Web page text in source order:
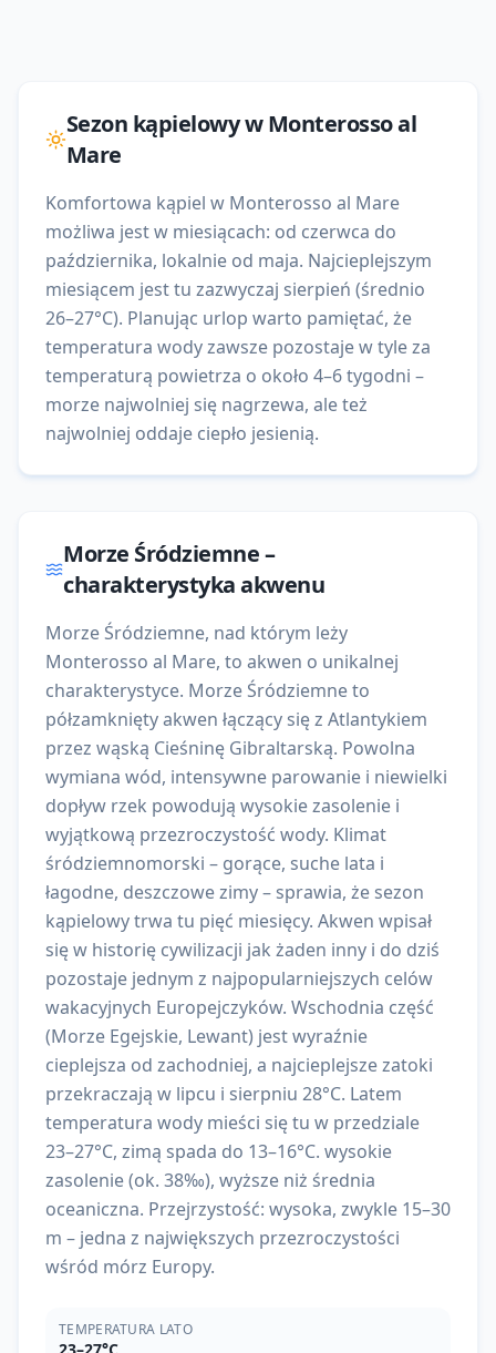
Sezon kąpielowy wMonterosso al
Mare
Komfortowa kąpiel w Monterosso al Mare
możliwa jest w miesiącach: od czerwca do
października, lokalnie od maja. Najcieplejszym
miesiącem jest tu zazwyczaj sierpień (średnio
26–27°C). Planując urlop warto pamiętać, że
temperatura wody zawsze pozostaje w tyle za
temperaturą powietrza o około 4–6 tygodni –
morze najwolniej się nagrzewa, ale też
najwolniej oddaje ciepło jesienią.
Morze Śródziemne–
charakterystyka akwenu
Morze Śródziemne, nad którym leży
Monterosso al Mare, to akwen o unikalnej
charakterystyce. Morze Śródziemne to
półzamknięty akwen łączący się z Atlantykiem
przez wąską Cieśninę Gibraltarską. Powolna
wymiana wód, intensywne parowanie i niewielki
dopływ rzek powodują wysokie zasolenie i
wyjątkową przezroczystość wody. Klimat
śródziemnomorski – gorące, suche lata i
łagodne, deszczowe zimy – sprawia, że sezon
kąpielowy trwa tu pięć miesięcy. Akwen wpisał
się w historię cywilizacji jak żaden inny i do dziś
pozostaje jednym z najpopularniejszych celów
wakacyjnych Europejczyków. Wschodnia część
(Morze Egejskie, Lewant) jest wyraźnie
cieplejsza od zachodniej, a najcieplejsze zatoki
przekraczają w lipcu i sierpniu 28°C. Latem
temperatura wody mieści się tu w przedziale
23–27°C, zimą spada do 13–16°C. wysokie
zasolenie (ok. 38‰), wyższe niż średnia
oceaniczna. Przejrzystość: wysoka, zwykle 15–30
m – jedna z największych przezroczystości
wśród mórz Europy.
TEMPERATURA LATO